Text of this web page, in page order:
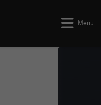
Menu